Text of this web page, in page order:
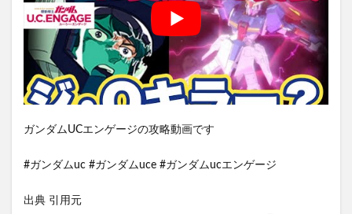
ガンダムUCエンゲージの攻略動画です
#ガンダムuc #ガンダムuce #ガンダムucエンゲージ
出典 引用元